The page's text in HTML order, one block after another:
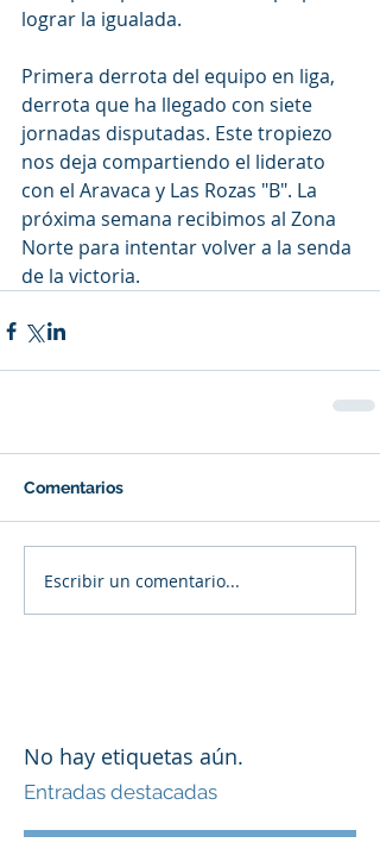
lograr la igualada.
Primera derrota del equipo en liga,
derrota que ha llegado con siete
jornadas disputadas. Este tropiezo
nos deja compartiendo el liderato
con el Aravaca y Las Rozas "B". La
próxima semana recibimos al Zona
Norte para intentar volver a la senda
de la victoria.
Comentarios
Escribir un comentario...
No hay etiquetas aún.
Entradas destacadas